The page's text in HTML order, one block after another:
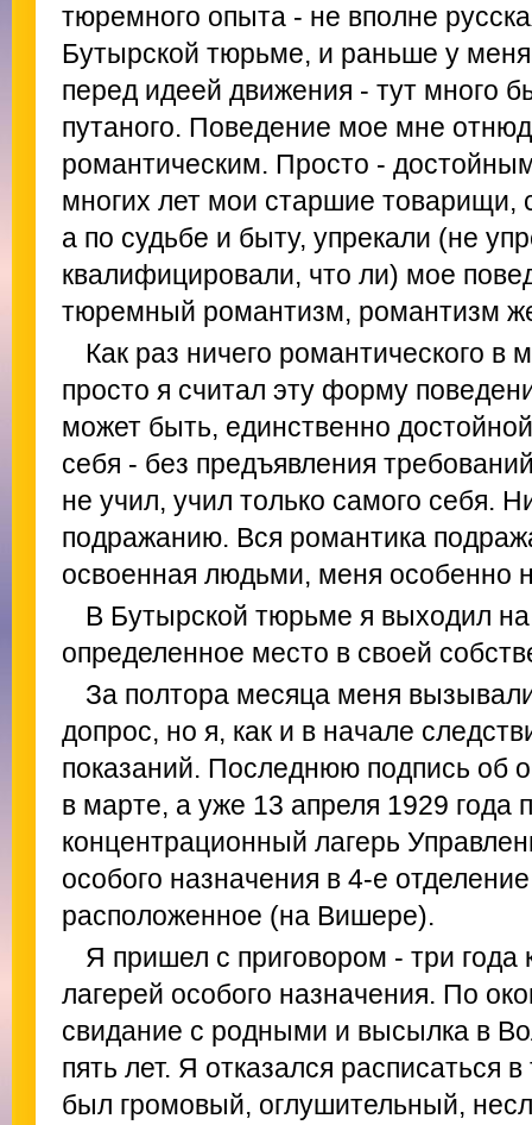
тюремного опыта - не вполне
Бутырской тюрьме, и раньше у
перед идеей движения - тут много
путаного. Поведение мое мне
романтическим. Просто -
многих лет мои старшие
а по судьбе и быту, упрекали (не
квалифицировали, что ли) мое
тюремный романтизм, романтизм
Как раз ничего романтического
просто я считал эту форму
может быть, единственно достойной
себя - без предъявления
не учил, учил только самого себя.
подражанию. Вся романтика
освоенная людьми, меня особенно
В Бутырской тюрьме я выходил
определенное место в своей
За полтора месяца меня
допрос, но я, как и в начале
показаний. Последнюю подпись об
в марте, а уже 13 апреля 1929
концентрационный лагерь
особого назначения в 4-е отделение
расположенное (на Вишере).
Я пришел с приговором - три года
лагерей особого назначения. По
свидание с родными и высылка в
пять лет. Я отказался расписаться
был громовый, оглушительный,